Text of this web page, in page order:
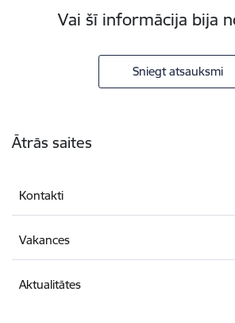
Vai šī informācija bija
Sniegt atsauksmi
Ātrās saites
Kontakti
Vakances
Aktualitātes